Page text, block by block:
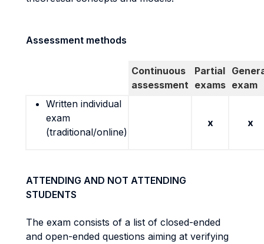
Assessment methods
Continuous
assessment
Partial
exams exam
Written individual
exam
(traditional/online)
x x
ATTENDING AND NOT ATTENDING
STUDENTS
The exam consists of a list of closed-ended
and open-ended questions aiming at verifying